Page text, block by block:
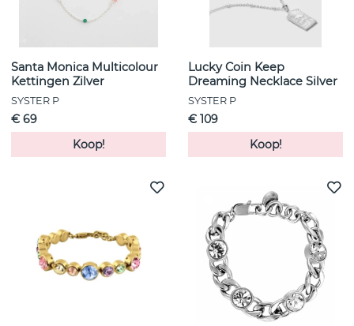
Santa Monica Multicolour
Kettingen Zilver
SYSTER P
€ 69
Koop!
Lucky Coin Keep
Dreaming Necklace Silver
SYSTER P
€ 109
Koop!